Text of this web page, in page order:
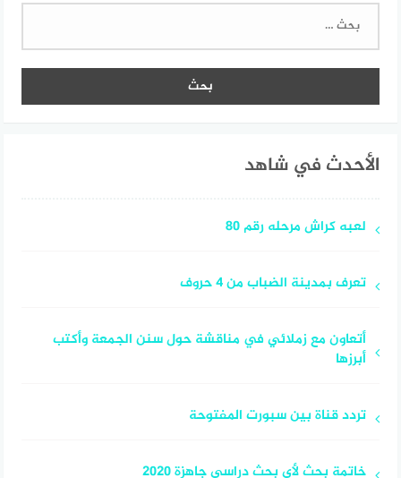
البحث
الأحدث في شاهد
لعبه كراش مرحله رقم 80
تعرف بمدينة الضباب من 4 حروف
أتعاون مع زملائي في مناقشة حول سنن الجمعة وأكتب
أبرزها
تردد قناة بين سبورت المفتوحة
خاتمة بحث لأي بحث دراسي جاهزة 2020